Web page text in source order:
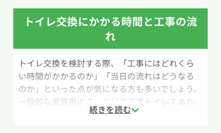
やネットショップでも比較的手軽に購入できま
す。
ただし、ワイヤー式トイレクリーナーは本来排水
慣れていないと使い方が難しいと感じる場合もあ
ります。無理に押し込んだり強くこすったりする
と、排水管や便器を傷つける恐れがあるため慎重
に作業を行いましょう。
トイレ交換にかかる時間と工事の流
れ
トイレ交換を検討する際、「工事にはどれくら
い時間がかかるのか」「当日の流れはどうなる
のか」といった点が気になる方も多いでしょう。
一般的な家庭用のタンク付き洋式トイレであれ
ば、交換作業にかかる時間はおおよそ1〜2時間